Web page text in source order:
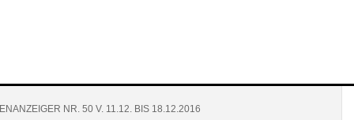
NR. 50 V. 11.12. BIS 18.12.2016